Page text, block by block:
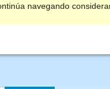
navegando